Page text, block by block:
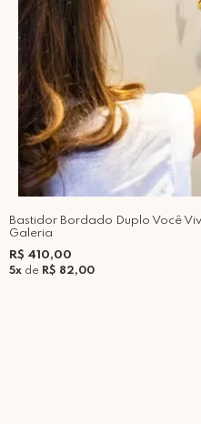
Bastidor Bordado Duplo Você
Galeria
R$ 410,00
5x de R$ 82,00